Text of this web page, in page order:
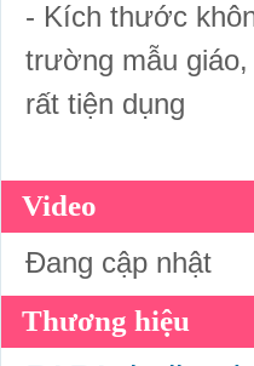
- Kích thước
trường mẫu
rất tiện dụng
Video
Đang cập nhật
Thương hiệu